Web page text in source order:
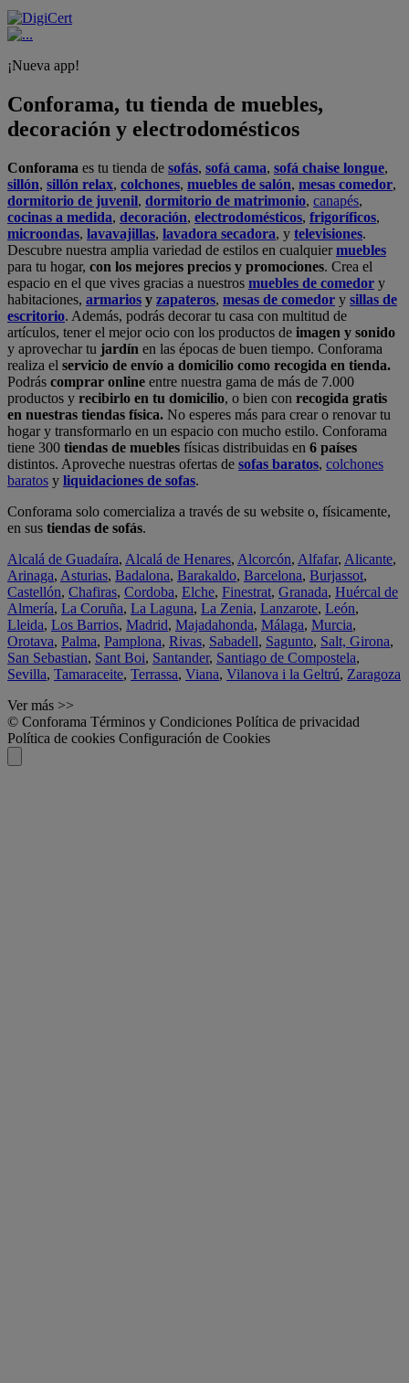
¡Nueva app!
Conforama, tu tienda de muebles,
decoración y electrodomésticos
Conforama es tu tienda de sofás, sofá cama, sofá chaise longue,
sillón, sillón relax, colchones, muebles de salón, mesas comedor,
dormitorio de juvenil, dormitorio de matrimonio, canapés,
cocinas a medida, decoración, electrodomésticos, frigoríficos,
microondas, lavavajillas, lavadora secadora, y televisiones.
Descubre nuestra amplia variedad de estilos en cualquiermuebles
para tu hogar, con los mejores precios y promociones. Crea el
espacio en el que vives gracias a nuestros muebles de comedor y
habitaciones, armarios y zapateros, mesas de comedor y sillas de
escritorio. Además, podrás decorar tu casa con multitud de
artículos, tener el mejor ocio con los productos de imagen y sonido
y aprovechar tu jardín en las épocas de buen tiempo. Conforama
realiza el servicio de envío a domicilio como recogida en tienda.
Podrás comprar online entre nuestra gama de más de 7.000
productos y recibirlo en tu domicilio, o bien con recogida gratis
en nuestras tiendas física. No esperes más para crear o renovar tu
hogar y transformarlo en un espacio con mucho estilo. Conforama
tiene 300 tiendas de muebles físicas distribuidas en 6 países
distintos. Aproveche nuestras ofertas de sofas baratos, colchones
baratos y liquidaciones de sofas.
Conforama solo comercializa a través de su website o, físicamente,
en sus tiendas de sofás.
Alcalá de Guadaíra, Alcalá de Henares, Alcorcón, Alfafar, Alicante,
Arinaga, Asturias, Badalona, Barakaldo, Barcelona, Burjassot,
Castellón, Chafiras, Cordoba, Elche, Finestrat, Granada, Huércal de
Almería, La Coruña, La Laguna, La Zenia, Lanzarote, León,
Lleida, Los Barrios, Madrid, Majadahonda, Málaga, Murcia,
Orotava, Palma, Pamplona, Rivas, Sabadell, Sagunto, Salt, Girona,
San Sebastian, Sant Boi, Santander, Santiago de Compostela,
Sevilla, Tamaraceite, Terrassa, Viana, Vilanova i la Geltrú, Zaragoza
Ver más >>
© Conforama Términos y Condiciones Política de privacidad
Política de cookies Configuración de Cookies